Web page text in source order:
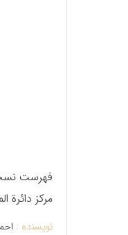
فهرست
مرکز دائرة
اسلامی
نویسنده :